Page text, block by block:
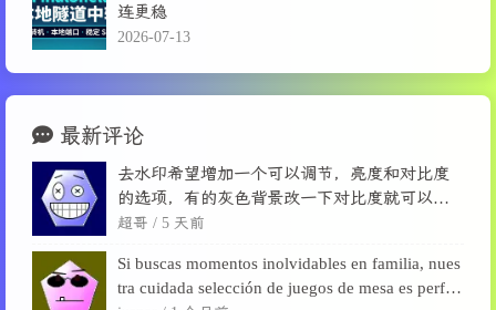
连更稳
2026-07-13
最新评论
去水印希望增加一个可以调节，亮度和对比度
的选项，有的灰色背景改一下对比度就可以消
除了。
超哥 / 5 天前
Si buscas momentos inolvidables en familia, nues
tra cuidada selección de juegos de mesa es perfec